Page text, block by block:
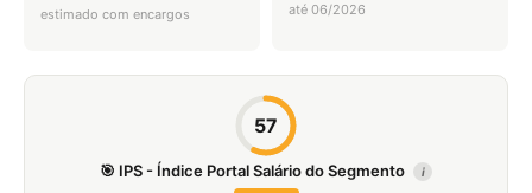
estimado com encargos até 06/2026
57
🎯 IPS - Índice Portal Salário do Segmento i